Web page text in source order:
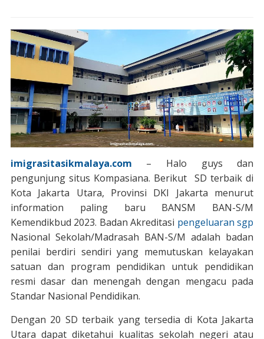
imigrasitasikmalaya.com – Halo guys dan
pengunjung situs Kompasiana. Berikut SD terbaik di
Kota Jakarta Utara, Provinsi DKI Jakarta menurut
information paling baru BANSM BAN-S/M
Kemendikbud 2023. Badan Akreditasi pengeluaran sgp
Nasional Sekolah/Madrasah BAN-S/M adalah badan
penilai berdiri sendiri yang memutuskan kelayakan
satuan dan program pendidikan untuk pendidikan
resmi dasar dan menengah dengan mengacu pada
Standar Nasional Pendidikan.
Dengan 20 SD terbaik yang tersedia di Kota Jakarta
Utara dapat diketahui kualitas sekolah negeri atau